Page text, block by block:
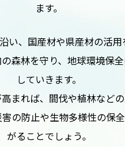
ます。
い、国産材や県産材の活
森林を守り、地球環境保
していきます。
まれば、間伐や植林など
の防止や生物多様性の保
がることでしょう。